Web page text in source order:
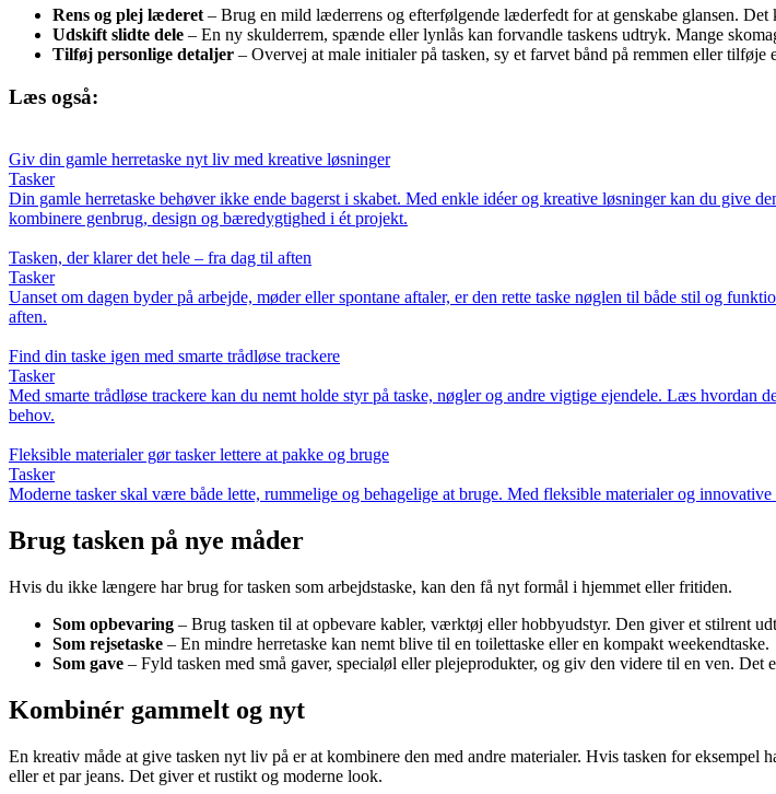
Rens og plej læderet– Brug en mild læderrens og efterfølgende læderfedt for at genskabe glansen. Det
Udskift slidte dele – En ny skulderrem, spænde eller lynlås kan forvandle taskens udtryk. Mange
Tilføj personlige detaljer – Overvej at male initialer på tasken, sy et farvet bånd på remmen eller
Læs også:
Giv din gamle herretaske nyt liv med kreative løsninger
Tasker
Din gamle herretaske behøver ikke ende bagerst i skabet. Med enkle idéer og kreative løsninger kan du give
kombinere genbrug, design og bæredygtighed i ét projekt.
Tasken, der klarer det hele – fra dag til aften
Tasker
Uanset om dagen byder på arbejde, møder eller spontane aftaler, er den rette taske nøglen til både stil og
aften.
Find din taske igen med smarte trådløse trackere
Tasker
Med smarte trådløse trackere kan du nemt holde styr på taske, nøgler og andre vigtige ejendele. Læs
behov.
Fleksible materialer gør tasker lettere at pakke og bruge
Tasker
Moderne tasker skal være både lette, rummelige og behagelige at bruge. Med fleksible materialer og
Brug tasken på nye måder
Hvis du ikke længere har brug for tasken som arbejdstaske, kan den få nyt formål i hjemmet eller fritiden.
Som opbevaring – Brug tasken til at opbevare kabler, værktøj eller hobbyudstyr. Den giver et stilrent
Som rejsetaske – En mindre herretaske kan nemt blive til en toilettaske eller en kompakt weekendtaske.
Som gave – Fyld tasken med små gaver, specialøl eller plejeprodukter, og giv den videre til en ven. Det
Kombinér gammelt og nyt
En kreativ måde at give tasken nyt liv på er at kombinere den med andre materialer. Hvis tasken for
eller et par jeans. Det giver et rustikt og moderne look.